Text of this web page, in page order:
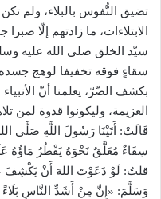
تضيق النُّفوس بالبلاء، ولم
الابتلاءات، ما زادتهم إلّا
سيّد الخلق صلى الله عليه
سقاءٍ فوقه تخفيفا لوهج
بكشف الضّرّ، يعلمنا أنّ
العزيمة، وليكونوا قدوة لمن
قَالَتْ: أَتَيْنَا رَسُولَ اللَّهِ صَلَّى
سِقَاءٌ مُعَلَّقٌ نَحْوَهُ يَقْطُرُ مَاؤُهُ
قلتُ: لَوْ دَعَوْتَ اللهَ أَنْ يَكْشِفَ
وَسَلَّمَ: «إِنَّ مِنْ أَشَدِّ النَّاسِ بَلَاءً